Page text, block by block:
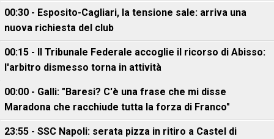
00:30 - Esposito-Cagliari, la tensione sale: arriva una
nuova richiesta del club
00:15 - Il Tribunale Federale accoglie il ricorso di Abisso:
l'arbitro dismesso torna in attività
00:00 - Galli: "Baresi? C'è una frase che mi disse
Maradona che racchiude tutta la forza di Franco"
23:55 - SSC Napoli: serata pizza in ritiro a Castel di